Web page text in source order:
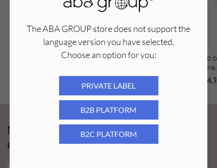
The ABA GROUP store does not support the
language version you have selected.
Choose an option for you:
PRIVATE LABEL
B2B PLATFORM
B2C PLATFORM
Uchwyt, chwytak do gąbek do ombre i
Gąbeczka do
Newsy Aba Group!
Bądź na bieżąco i łap promocję tylko dla subskrybentów!